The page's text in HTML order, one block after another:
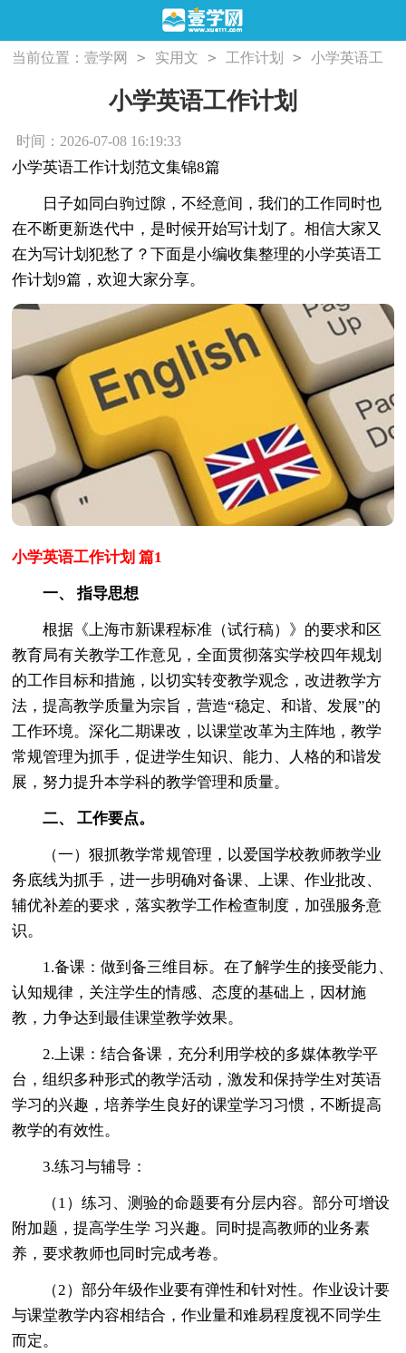
当前位置：壹学网 > 实用文 > 工作计划 >
小学英语工
小学英语工作计划
时间：2026-07-08 16:19:33
小学英语工作计划范文集锦8篇
日子如同白驹过隙，不经意间，我们的工作同时也
在不断更新迭代中，是时候开始写计划了。相信大家又
在为写计划犯愁了？下面是小编收集整理的小学英语工
作计划9篇，欢迎大家分享。
小学英语工作计划 篇1
一、 指导思想
根据《上海市新课程标准（试行稿）》的要求和区
教育局有关教学工作意见，全面贯彻落实学校四年规划
的工作目标和措施，以切实转变教学观念，改进教学方
法，提高教学质量为宗旨，营造“稳定、和谐、发展”的
工作环境。深化二期课改，以课堂改革为主阵地，教学
常规管理为抓手，促进学生知识、能力、人格的和谐发
展，努力提升本学科的教学管理和质量。
二、 工作要点。
（一）狠抓教学常规管理，以爱国学校教师教学业
务底线为抓手，进一步明确对备课、上课、作业批改、
辅优补差的要求，落实教学工作检查制度，加强服务意
识。
1.备课：做到备三维目标。在了解学生的接受能力、
认知规律，关注学生的情感、态度的基础上，因材施
教，力争达到最佳课堂教学效果。
2.上课：结合备课，充分利用学校的多媒体教学平
台，组织多种形式的教学活动，激发和保持学生对英语
学习的兴趣，培养学生良好的课堂学习习惯，不断提高
教学的有效性。
3.练习与辅导：
（1）练习、测验的命题要有分层内容。部分可增设
附加题，提高学生学 习兴趣。同时提高教师的业务素
养，要求教师也同时完成考卷。
（2）部分年级作业要有弹性和针对性。作业设计要
与课堂教学内容相结合，作业量和难易程度视不同学生
而定。